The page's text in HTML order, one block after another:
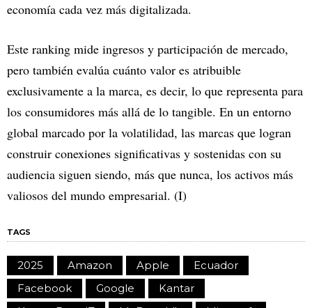
economía cada vez más digitalizada.
Este ranking mide ingresos y participación de mercado,
pero también evalúa cuánto valor es atribuible
exclusivamente a la marca, es decir, lo que representa para
los consumidores más allá de lo tangible. En un entorno
global marcado por la volatilidad, las marcas que logran
construir conexiones significativas y sostenidas con su
audiencia siguen siendo, más que nunca, los activos más
valiosos del mundo empresarial. (I)
TAGS
2025 Amazon Apple
Ecuador
Facebook
Google
Kantar